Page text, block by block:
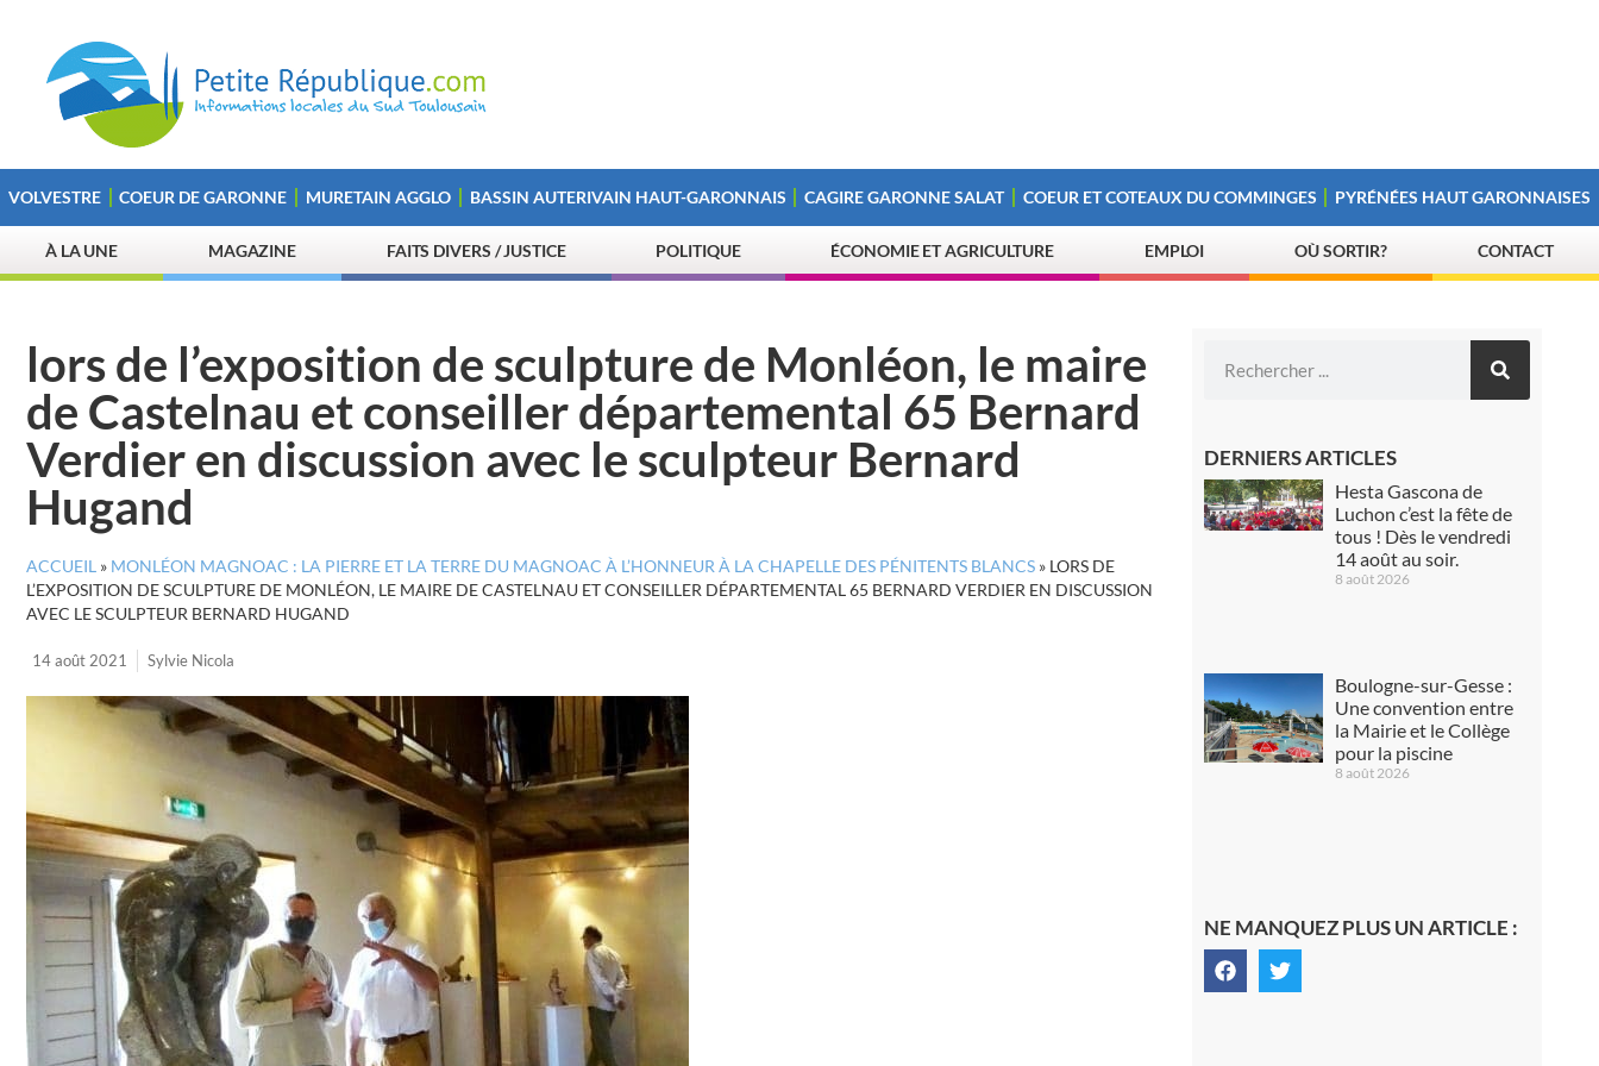
VOLVESTRE COEUR DE GARONNE MURETAIN AGGLO BASSIN AUTERIVAIN HAUT-GARONNAIS CAGIRE GARONNE SALAT COEUR ET COTEAUX DU COMMINGES PYRÉNÉES HAUT GARONNAISES
À LA UNE MAGAZINE FAITS DIVERS / JUSTICE POLITIQUE ÉCONOMIE ET AGRICULTURE EMPLOI OÙ SORTIR? CONTACT
lors de l’exposition de sculpture de Monléon, le maire
de Castelnau et conseiller départemental 65 Bernard
Verdier en discussion avec le sculpteur Bernard
Hugand
ACCUEIL » MONLÉON MAGNOAC : LA PIERRE ET LA TERRE DU MAGNOAC À L’HONNEUR À LA CHAPELLE DES PÉNITENTS BLANCS » LORS DE
L’EXPOSITION DE SCULPTURE DE MONLÉON, LE MAIRE DE CASTELNAU ET CONSEILLER DÉPARTEMENTAL 65 BERNARD VERDIER EN DISCUSSION
AVEC LE SCULPTEUR BERNARD HUGAND
14 août 2021 Sylvie Nicola
DERNIERS ARTICLES
Hesta Gascona de
Luchon c’est la fête de
tous ! Dès le vendredi
14 août au soir.
8 août 2026
Boulogne-sur-Gesse :
Une convention entre
la Mairie et le Collège
pour la piscine
8 août 2026
NE MANQUEZ PLUS UN ARTICLE :